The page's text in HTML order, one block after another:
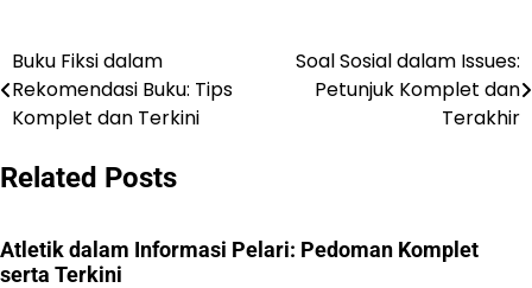
Navigasi
pos
Buku Fiksi dalam
Rekomendasi Buku: Tips
Komplet dan Terkini
Soal Sosial dalam Issues:
Petunjuk Komplet dan
Terakhir
Related Posts
Atletik dalam Informasi Pelari: Pedoman Komplet
serta Terkini